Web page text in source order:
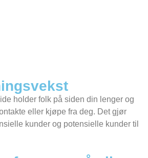
holder folk på siden din lenger og
eller kjøpe fra deg. Det gjør
kunder og potensielle kunder til